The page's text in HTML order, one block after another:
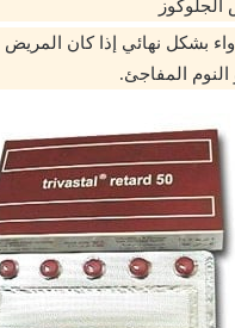
الجلوكوز
بشكل نهائي إذا كان
النوم المفاجئ.